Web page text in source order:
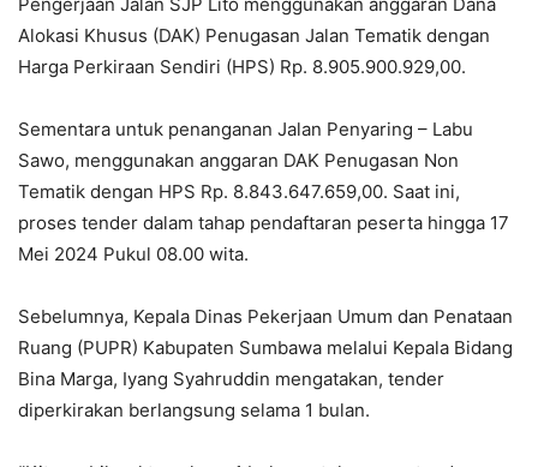
Alokasi Khusus (DAK) Penugasan Jalan Tematik dengan
Harga Perkiraan Sendiri (HPS) Rp. 8.905.900.929,00.
Sementara untuk penanganan Jalan Penyaring – Labu
Sawo, menggunakan anggaran DAK Penugasan Non
Tematik dengan HPS Rp. 8.843.647.659,00. Saat ini,
proses tender dalam tahap pendaftaran peserta hingga 17
Mei 2024 Pukul 08.00 wita.
Sebelumnya, Kepala Dinas Pekerjaan Umum dan Penataan
Ruang (PUPR) Kabupaten Sumbawa melalui Kepala Bidang
Bina Marga, Iyang Syahruddin mengatakan, tender
diperkirakan berlangsung selama 1 bulan.